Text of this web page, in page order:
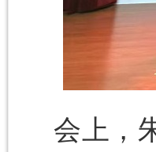
会上，